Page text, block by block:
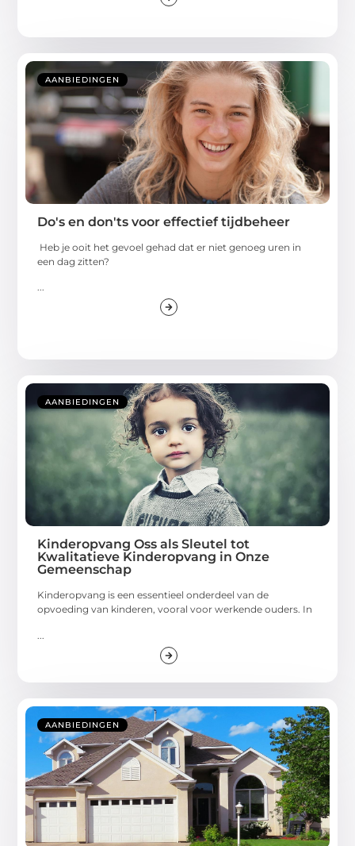
AANBIEDINGEN
Do's en don'ts voor effectief tijdbeheer
Heb je ooit het gevoel gehad dat er niet genoeg uren in
een dag zitten?
...
AANBIEDINGEN
Kinderopvang Oss als Sleutel tot
Kwalitatieve Kinderopvang in Onze
Gemeenschap
Kinderopvang is een essentieel onderdeel van de
opvoeding van kinderen, vooral voor werkende ouders. In
AANBIEDINGEN